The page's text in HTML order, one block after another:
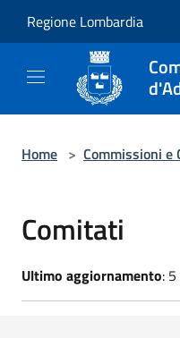
Regione Lombardia
Home > Commissioni e
Comitati
Ultimo aggiornamento: